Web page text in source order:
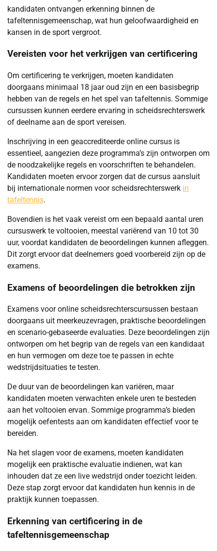
kandidaten ontvangen erkenning binnen de
tafeltennisgemeenschap, wat hun geloofwaardigheid en
kansen in de sport vergroot.
Vereisten voor het verkrijgen van certificering
Om certificering te verkrijgen, moeten kandidaten
doorgaans minimaal 18 jaar oud zijn en een basisbegrip
hebben van de regels en het spel van tafeltennis. Sommige
cursussen kunnen eerdere ervaring in scheidsrechterswerk
of deelname aan de sport vereisen.
Inschrijving in een geaccrediteerde online cursus is
essentieel, aangezien deze programma’s zijn ontworpen om
de noodzakelijke regels en voorschriften te behandelen.
Kandidaten moeten ervoor zorgen dat de cursus aansluit
bij internationale normen voor scheidsrechterswerk in
tafeltennis.
Bovendien is het vaak vereist om een bepaald aantal uren
cursuswerk te voltooien, meestal variërend van 10 tot 30
uur, voordat kandidaten de beoordelingen kunnen afleggen.
Dit zorgt ervoor dat deelnemers goed voorbereid zijn op de
examens.
Examens of beoordelingen die betrokken zijn
Examens voor online scheidsrechterscursussen bestaan
doorgaans uit meerkeuzevragen, praktische beoordelingen
en scenario-gebaseerde evaluaties. Deze beoordelingen zijn
ontworpen om het begrip van de regels van een kandidaat
en hun vermogen om deze toe te passen in echte
wedstrijdsituaties te testen.
De duur van de beoordelingen kan variëren, maar
kandidaten moeten verwachten enkele uren te besteden
aan het voltooien ervan. Sommige programma’s bieden
mogelijk oefentests aan om kandidaten effectief voor te
bereiden.
Na het slagen voor de examens, moeten kandidaten
mogelijk een praktische evaluatie indienen, wat kan
inhouden dat ze een live wedstrijd onder toezicht leiden.
Deze stap zorgt ervoor dat kandidaten hun kennis in de
praktijk kunnen toepassen.
Erkenning van certificering in de
tafeltennisgemeenschap